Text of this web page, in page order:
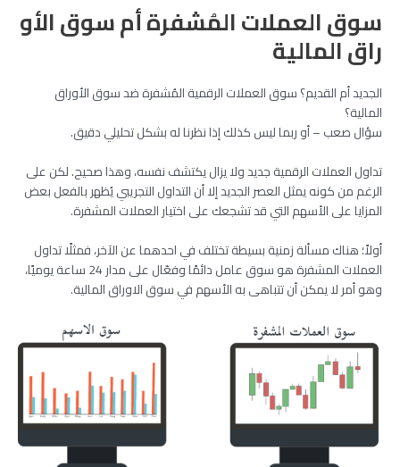
سوق العملات المُشفرة أم سوق الأو
راق المالية
الجديد أم القديم؟ سوق العملات الرقمية المُشفرة ضد سوق الأوراق
المالية؟
سؤال صعب – أو ربما ليس كذلك إذا نظرنا له بشكل تحليلي دقيق.
تداول العملات الرقمية جديد ولا يزال يكتشف نفسه، وهذا صحيح. لكن على
الرغم من كونه يمثل العصر الجديد إلا أن التداول التجريبي يُظهر بالفعل بعض
المزايا على الأسهم التي قد تشجعك على اختيار العملات المشفرة.
أولاً؛ هناك مسألة زمنية بسيطة تختلف في احدهما عن الآخر، فمثلًا تداول
العملات المشفرة هو سوق عامل دائمًا وفعّال على مدار 24 ساعة يوميًا،
وهو أمر لا يمكن أن تتباهى به الأسهم في سوق الاوراق المالية.